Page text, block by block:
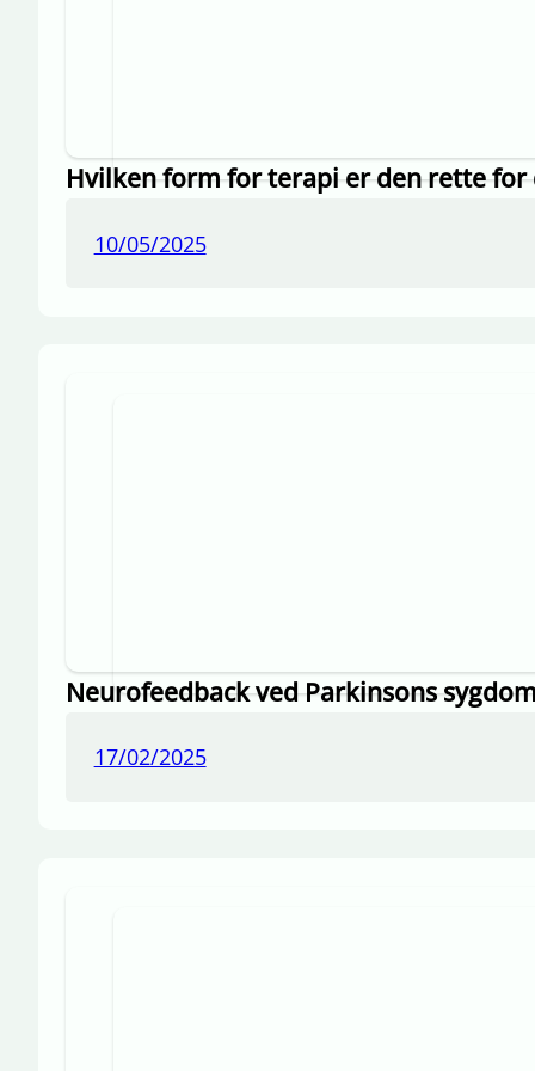
Hvilken form for terapi er den rette for
10/05/2025
Neurofeedback ved Parkinsons
17/02/2025